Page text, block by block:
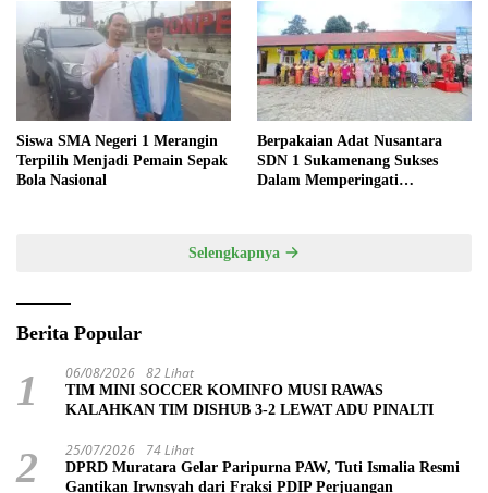
Siswa SMA Negeri 1 Merangin
Terpilih Menjadi Pemain Sepak
Bola Nasional
Berpakaian Adat Nusantara
SDN 1 Sukamenang Sukses
Dalam Memperingati
Selengkapnya
Berita Popular
1 06/08/2026 82 Lihat
TIM MINI SOCCER KOMINFO MUSI RAWAS
KALAHKAN TIM DISHUB 3-2 LEWAT ADU PINALTI
2 25/07/2026 74 Lihat
DPRD Muratara Gelar Paripurna PAW, Tuti Ismalia Resmi
Gantikan Irwnsyah dari Fraksi PDIP Perjuangan